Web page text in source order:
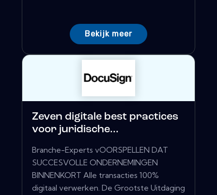
Bekijk meer
Zeven digitale best practices
voor juridische...
Branche-Experts vOORSPELLEN DAT
SUCCESVOLLE ONDERNEMINGEN
BINNENKORT Alle transacties 100%
digitaal verwerken. De Grootste Uitdaging